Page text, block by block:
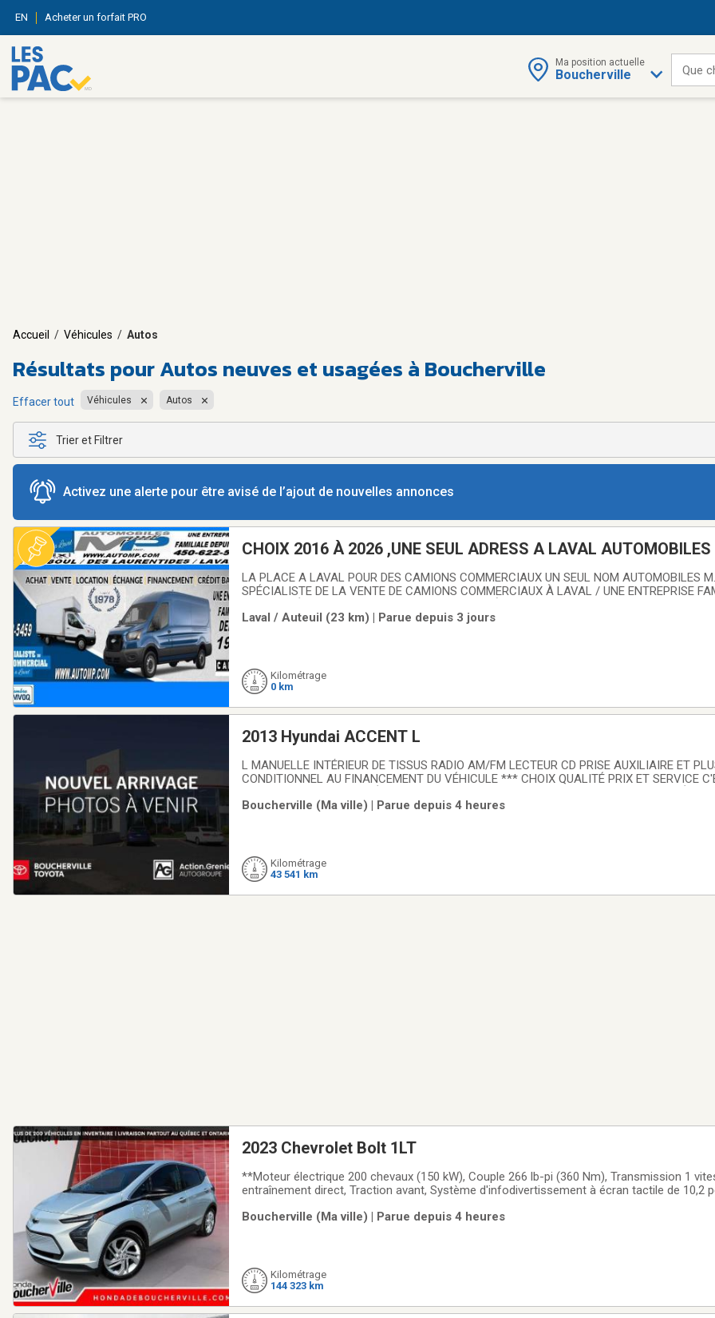
EN Acheter un forfait PRO
Ma position actuelle
Boucherville Que
Accueil / Véhicules / Autos
Résultats pourAutos neuves et usagées à Boucherville
Effacer tout Véhicules Autos
Trier et Filtrer
Activez une alerte pour être avisé de l’ajout de nouvelles annonces
CHOIX 2016 À 2026 ,UNE SEUL ADRESS A LAVAL AUTOMOBILES M.P INC /
LA PLACE A LAVAL POUR DES CAMIONS COMMERCIAUX UN SEUL NOM AUTOMOBILES
SPÉCIALISTE DE LA VENTE DE CAMIONS COMMERCIAUX À LAVAL / UNE ENTREPRISE
FINANCEMENT FACILE CRÉDIT-BAIL LOCATION/ACHAT DISPONIBLE SUR PLACE POUR
Laval / Auteuil (23 km) | Parue depuis 3 jours
Kilométrage
0 km
2013 Hyundai ACCENT L
L MANUELLE INTÉRIEUR DE TISSUS RADIO AM/FM LECTEUR CD PRISE AUXILIAIRE ET
CONDITIONNEL AU FINANCEMENT DU VÉHICULE *** CHOIX QUALITÉ PRIX ET SERVICE
NOS TECHNICIENS CERTIFIÉS. MEILLEURS AVIS GOOGLE, UN RAPPORT CARPROOF VOUS
Boucherville (Ma ville) | Parue depuis 4 heures
Kilométrage
43 541 km
2023 Chevrolet Bolt 1LT
**Moteur électrique 200 chevaux (150 kW), Couple 266 lb-pi (360 Nm), Transmission 1
entraînement direct, Traction avant, Système d'infodivertissement à écran tactile de 10,2
avant, Assistance au maintien de voie avec
Boucherville (Ma ville) | Parue depuis 4 heures
Kilométrage
144 323 km